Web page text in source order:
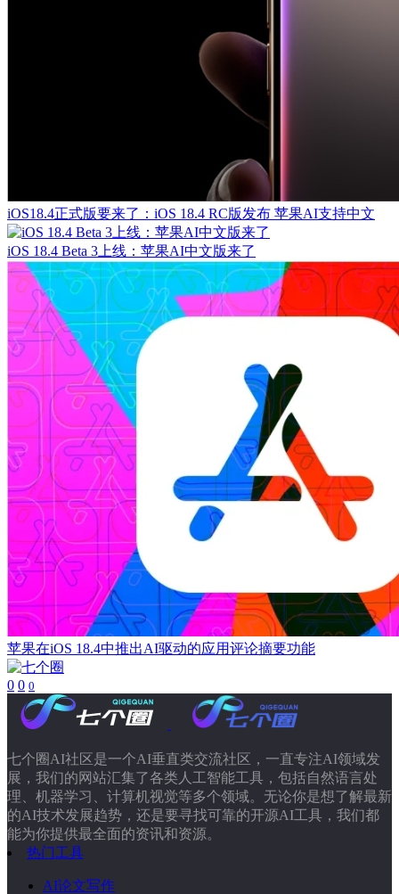
iOS18.4正式版要来了：iOS 18.4 RC版发布 苹果AI支持中文
iOS 18.4 Beta 3上线：苹果AI中文版来了
苹果在iOS 18.4中推出AI驱动的应用评论摘要功能
0 0 0
七个圈AI社区是一个AI垂直类交流社区，一直专注AI领域发
展，我们的网站汇集了各类人工智能工具，包括自然语言处
理、机器学习、计算机视觉等多个领域。无论你是想了解最新
的AI技术发展趋势，还是要寻找可靠的开源AI工具，我们都
能为你提供最全面的资讯和资源。
热门工具
AI论文写作